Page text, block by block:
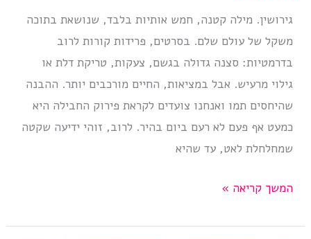
גירושין. מילה קטנה, חמש אותיות בלבד, שנושאת בתוכה
משקל של עולם שלם. בסרטים, פרידות קורות לרוב
בדרמטיות: סצנה גדולה בגשם, צעקות, טריקת דלת או
גילוי מרעיש. אבל במציאות, החיים מורכבים יותר. ההבנה
שהיחסים תמו ואנחנו צועדים לקראת פירוק החבילה היא
כמעט אף פעם לא רעם ביום בהיר. לרוב, זוהי ידיעה שקטה
שמחלחלת לאט, עד שהיא
להבין
הקשר
המשך קריאה »